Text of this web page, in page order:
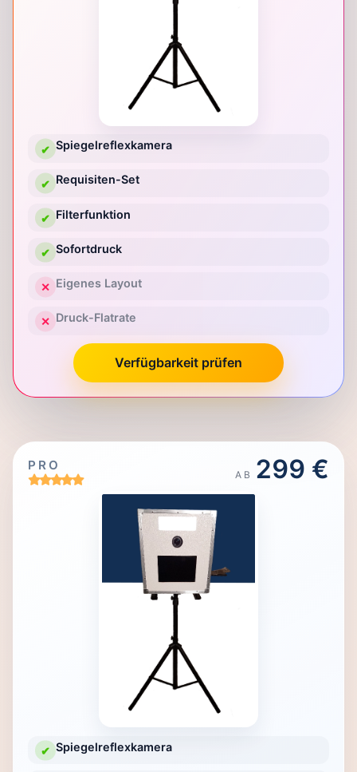
✔ Spiegelreflexkamera
✔ Requisiten-Set
✔ Filterfunktion
✔ Sofortdruck
✕ Eigenes Layout
✕ Druck-Flatrate
Verfügbarkeit prüfen
PRO
AB 299 €
✔ Spiegelreflexkamera